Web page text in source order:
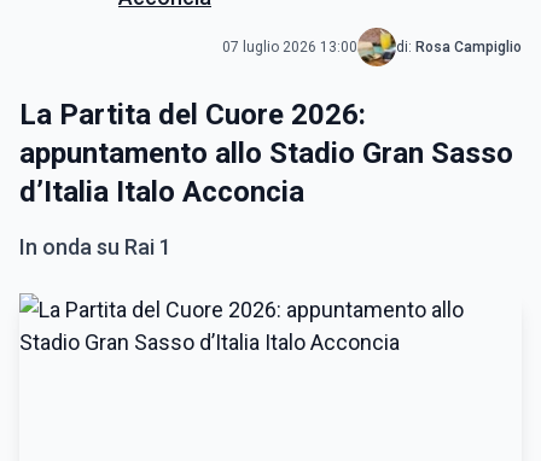
07 luglio 2026 13:00 di: Rosa Campiglio
La Partita del Cuore 2026:
appuntamento allo Stadio Gran Sasso
d’Italia Italo Acconcia
In onda su Rai 1